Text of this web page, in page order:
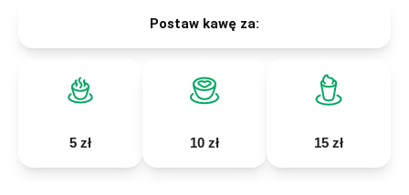
Postaw kawę za:
5 zł 10 zł 15 zł